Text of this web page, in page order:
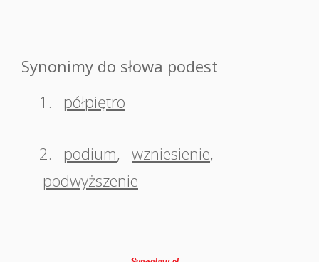
Synonimy do słowa podest
1.
półpiętro
2. podium, wzniesienie,
podwyższenie